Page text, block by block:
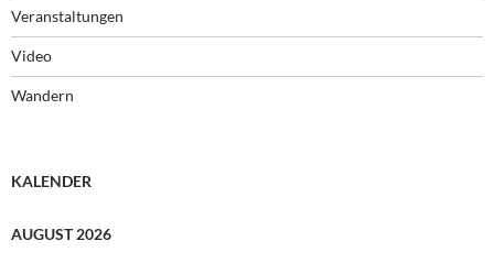
Veranstaltungen
Video
Wandern
KALENDER
AUGUST 2026